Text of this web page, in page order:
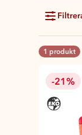
1 produkt
-21%